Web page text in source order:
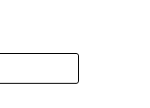
manjina koja govori